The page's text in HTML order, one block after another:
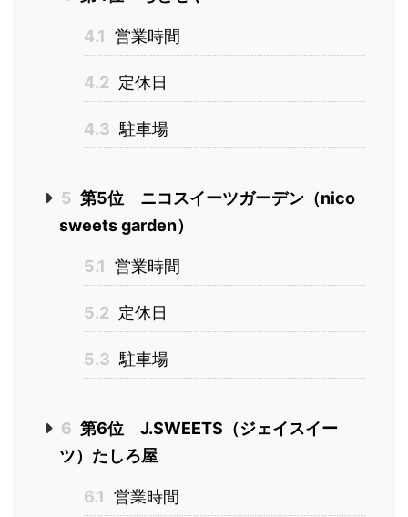
4.1 営業時間
4.2 定休日
4.3 駐車場
5 第5位 ニコスイーツガーデン（nico
sweets garden）
5.1 営業時間
5.2 定休日
5.3 駐車場
6 第6位 J.SWEETS（ジェイスイー
ツ）たしろ屋
6.1 営業時間